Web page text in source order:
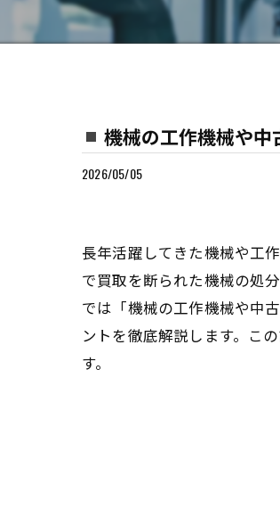
機械の工作機械や
2026/05/05
長年活躍してきた機械や工
で買取を断られた機械の処
では「機械の工作機械や中
ントを徹底解説します。こ
す。